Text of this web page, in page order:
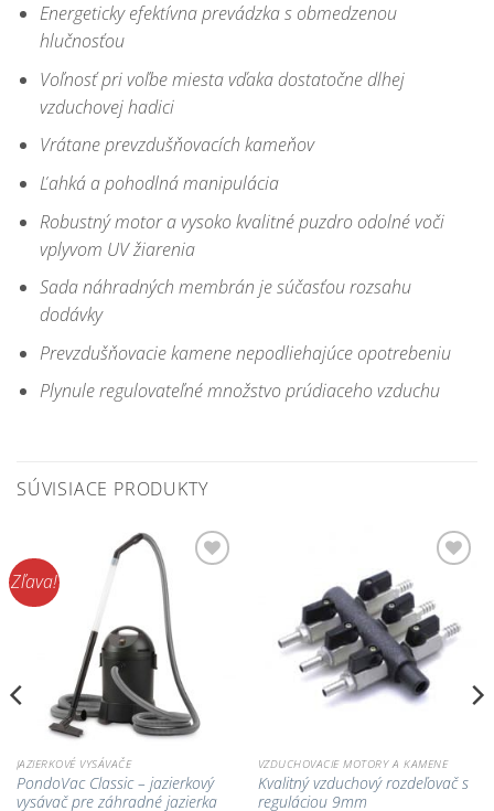
Energeticky efektívna prevádzka s obmedzenou
hlučnosťou
Voľnosť pri voľbe miesta vďaka dostatočne dlhej
vzduchovej hadici
Vrátane prevzdušňovacích kameňov
Ľahká a pohodlná manipulácia
Robustný motor a vysoko kvalitné puzdro odolné voči
vplyvom UV žiarenia
Sada náhradných membrán je súčasťou rozsahu
dodávky
Prevzdušňovacie kamene nepodliehajúce opotrebeniu
Plynule regulovateľné množstvo prúdiaceho vzduchu
SÚVISIACE PRODUKTY
Zľava!
Pridať do
zoznamu
obľúbených!
JAZIERKOVÉ VYSÁVAČE
PondoVac Classic – jazierkový
vysávač pre záhradné jazierka
Pridať do
zoznamu
obľúbených!
VZDUCHOVACIE MOTORY A KAMENE
Kvalitný vzduchový rozdeľovač s
reguláciou 9mm